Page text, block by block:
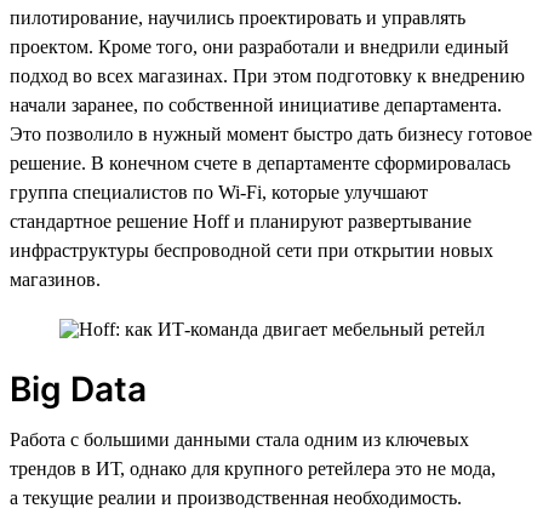
пилотирование, научились проектировать и управлять
проектом. Кроме того, они разработали и внедрили единый
подход во всех магазинах. При этом подготовку к внедрению
начали заранее, по собственной инициативе департамента.
Это позволило в нужный момент быстро дать бизнесу готовое
решение. В конечном счете в департаменте сформировалась
группа специалистов по Wi-Fi, которые улучшают
стандартное решение Hoff и планируют развертывание
инфраструктуры беспроводной сети при открытии новых
магазинов.
Big Data
Работа с большими данными стала одним из ключевых
трендов в ИТ, однако для крупного ретейлера это не мода,
а текущие реалии и производственная необходимость.